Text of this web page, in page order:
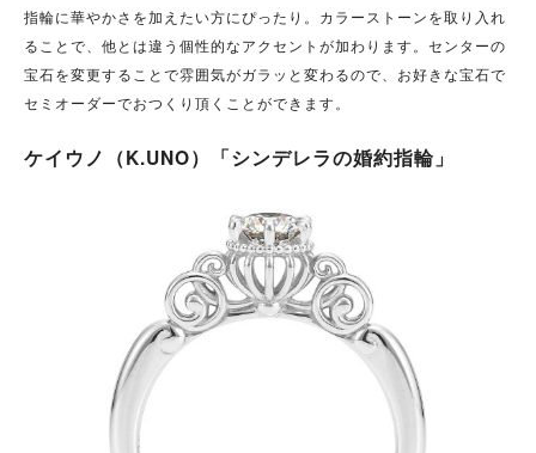
指輪に華やかさを加えたい方にぴったり。カラーストーンを取り入れ
ることで、他とは違う個性的なアクセントが加わります。センターの
宝石を変更することで雰囲気がガラッと変わるので、お好きな宝石で
セミオーダーでおつくり頂くことができます。
ケイウノ（K.UNO）「シンデレラの婚約指輪」